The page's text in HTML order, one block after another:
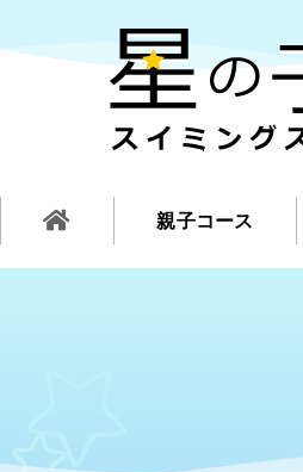
親子コース